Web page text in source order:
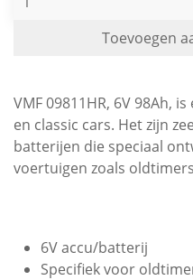
Toevoegen
VMF 09811HR, 6V 98Ah,
en classic cars. Het zijn
batterijen die speciaal
voertuigen zoals
6V accu/batterij
Specifiek voor